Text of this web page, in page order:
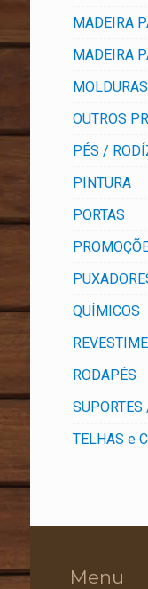
MADEIRA
MADEIRA
OUTROS
PÉS /
PINTURA
PORTAS
QUÍMICOS
RODAPÉS
SUPORTES
TELHAS e
Menu